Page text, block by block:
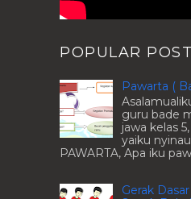
POPULAR
Pawarta (
guru bade
jawa kelas
yaiku
PAWARTA, Apa iku
Gerak